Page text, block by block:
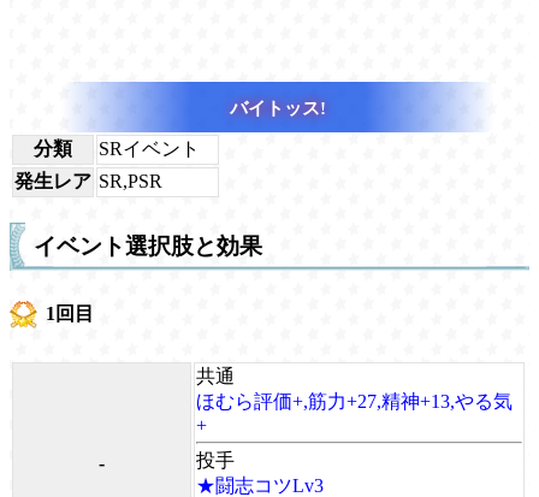
バイトッス!
分類
SRイベント
発生レア SR,PSR
イベント選択肢と効果
1回目
-
共通
ほむら評価+,筋力+27,精神+13,やる気
+
投手
★闘志コツLv3